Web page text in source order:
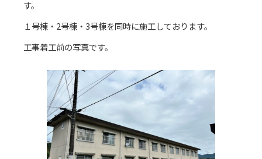
す。
１号棟・2号棟・3号棟を同時に施工しております。
工事着工前の写真です。